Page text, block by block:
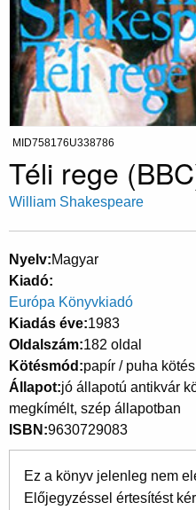
MID758176U338786
Téli rege
William Shakespeare
Nyelv Magyar
Kiadó
Európa Könyvkiadó
Kiadás éve 1983
Oldalszám 182 oldal
Kötésmód papír / puha kötés
Állapot jó állapotú antikvár
megkímélt, szép állapotban
ISBN 9630729083
Ez a könyv jelenleg nem
Előjegyzéssel értesítést